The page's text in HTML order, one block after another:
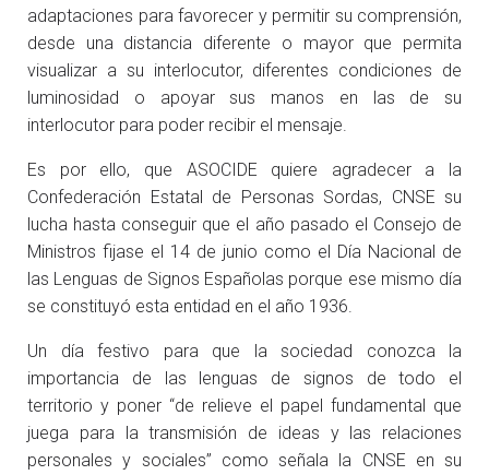
adaptaciones para favorecer y permitir su comprensión,
desde una distancia diferente o mayor que permita
visualizar a su interlocutor, diferentes condiciones de
luminosidad o apoyar sus manos en las de su
interlocutor para poder recibir el mensaje.
Es por ello, que ASOCIDE quiere agradecer a la
Confederación Estatal de Personas Sordas, CNSE su
lucha hasta conseguir que el año pasado el Consejo de
Ministros fijase el 14 de junio como el Día Nacional de
las Lenguas de Signos Españolas porque ese mismo día
se constituyó esta entidad en el año 1936.
Un día festivo para que la sociedad conozca la
importancia de las lenguas de signos de todo el
territorio y poner “de relieve el papel fundamental que
juega para la transmisión de ideas y las relaciones
personales y sociales” como señala la CNSE en su